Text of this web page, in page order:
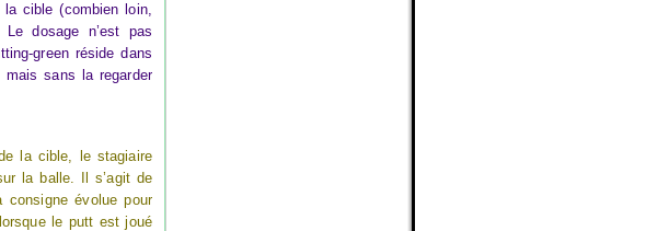
la cible (combien loin,
dosage n’est pas
green réside dans
sans la regarder
la cible, le stagiaire
la balle. Il s’agit de
évolue pour
le putt est joué